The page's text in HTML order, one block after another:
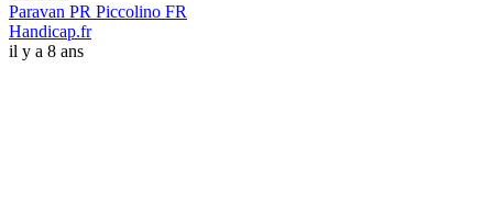
Paravan PR Piccolino FR
Handicap.fr
il y a 8 ans